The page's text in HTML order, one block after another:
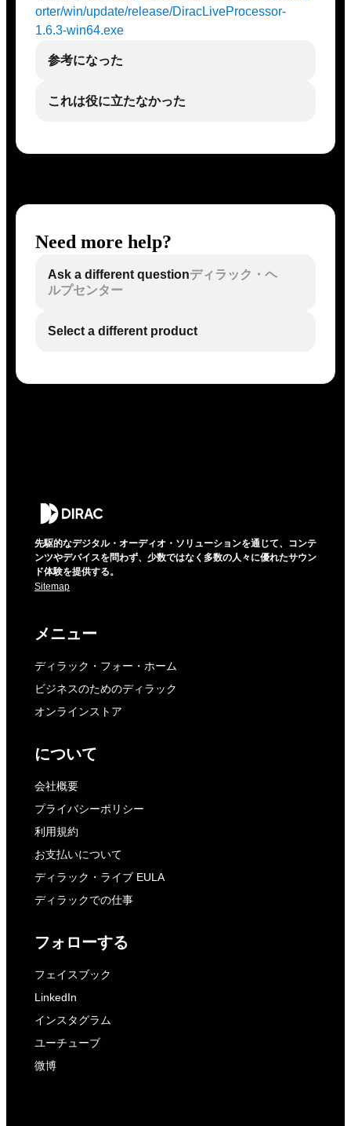
orter/win/update/release/DiracLiveProcessor-
1.6.3-win64.exe
参考になった
これは役に立たなかった
Need more help?
Ask a different questionディラック・ヘ
ルプセンター
Select a different product
先駆的なデジタル・オーディオ・ソリューションを通じて、コンテ
ンツやデバイスを問わず、少数ではなく多数の人々に優れたサウン
ド体験を提供する。
Sitemap
メニュー
ディラック・フォー・ホーム
ビジネスのためのディラック
オンラインストア
について
会社概要
プライバシーポリシー
利用規約
お支払いについて
ディラック・ライブ EULA
ディラックでの仕事
フォローする
フェイスブック
LinkedIn
インスタグラム
ユーチューブ
微博